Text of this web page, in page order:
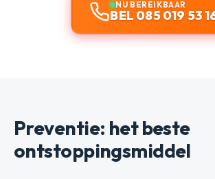
NU BEREIKBAAR
BEL 085 019 53
Preventie: het beste
ontstoppingsmiddel